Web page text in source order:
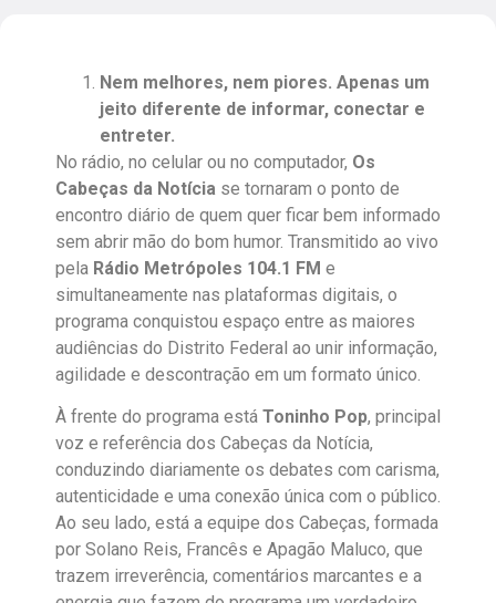
Nem melhores, nem piores. Apenas um
jeito diferente de informar, conectar e
entreter.
No rádio, no celular ou no computador, Os
Cabeças da Notícia se tornaram o ponto de
encontro diário de quem quer ficar bem informado
sem abrir mão do bom humor. Transmitido ao vivo
pela Rádio Metrópoles 104.1 FM e
simultaneamente nas plataformas digitais, o
programa conquistou espaço entre as maiores
audiências do Distrito Federal ao unir informação,
agilidade e descontração em um formato único.
À frente do programa está Toninho Pop, principal
voz e referência dos Cabeças da Notícia,
conduzindo diariamente os debates com carisma,
autenticidade e uma conexão única com o público.
Ao seu lado, está a equipe dos Cabeças, formada
por Solano Reis, Francês e Apagão Maluco, que
trazem irreverência, comentários marcantes e a